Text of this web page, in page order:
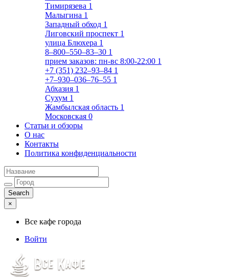
Тимирязева 1
Малыгина 1
Западный обход 1
Лиговский проспект 1
улица Блюхера 1
8‒800‒550‒83‒30 1
прием заказов: пн-вс 8:00-22:00 1
+7 (351) 232‒93‒84 1
+7‒930‒036‒76‒55 1
Абхазия 1
Сухум 1
Жамбылская область 1
Московская 0
Статьи и обзоры
О нас
Контакты
Политика конфиденциальности
×
Все кафе города
Войти